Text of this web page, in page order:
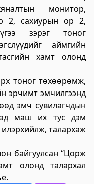
цахим
монитор,
2, сахиурын ор 2,
зэрэг тоног
аймгийн
хамт олонд
тоног төхөөрөмж,
эрчимт эмчилгээнд
эмч сувилагчдын
маш их тус дэм
илэрхийлж, талархаж
байгуулсан “Цорж
олонд талархал